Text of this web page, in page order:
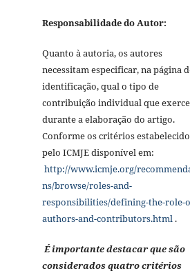
Responsabilidade do Autor:
Quanto à autoria, os autores
necessitam especificar, na página
identificação, qual o tipo de
contribuição individual que
durante a elaboração do artigo.
Conforme os critérios
pelo ICMJE disponível em:
http://www.icmje.org/
ns/browse/roles-and-
responsibilities/defining-the-role-
authors-and-contributors.html .
É importante destacar que são
considerados quatro critérios